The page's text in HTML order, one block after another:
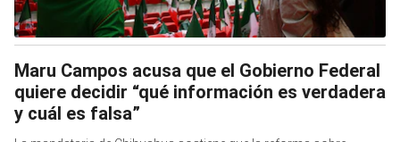
Maru Campos acusa que el Gobierno Federal
quiere decidir “qué información es verdadera
y cuál es falsa”